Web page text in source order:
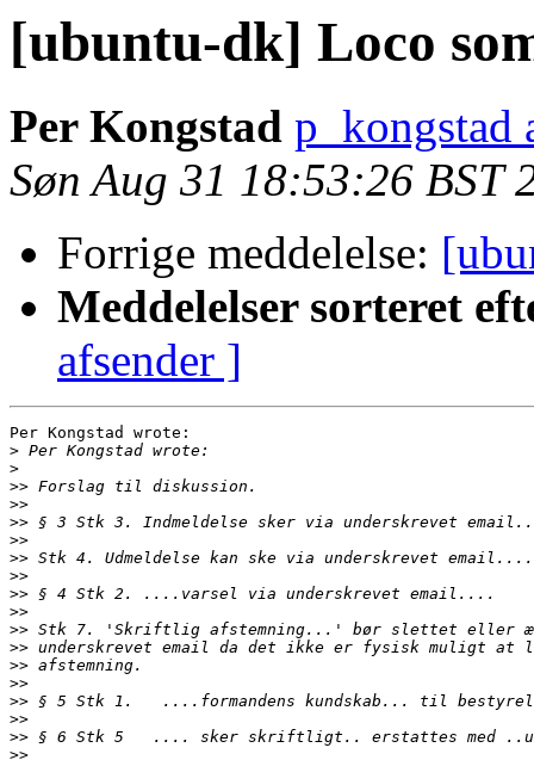
[ubuntu-dk] Loco
Per Kongstad p_kongstad
Søn Aug 31 18:53:26 BST
Forrige meddelelse:
Meddelelser sorteret
afsender ]
Per Kongstad wrote:
>
>
>>
>>
>>
>>
>>
>>
>>
>>
>>
>>
>>
>>
>>
>>
>>
>>